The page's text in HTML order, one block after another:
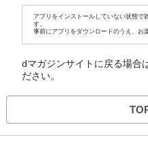
アプリをインストールしていない状態で
す。
事前にアプリをダウンロードのうえ、お
dマガジンサイトに戻る場合
ださい。